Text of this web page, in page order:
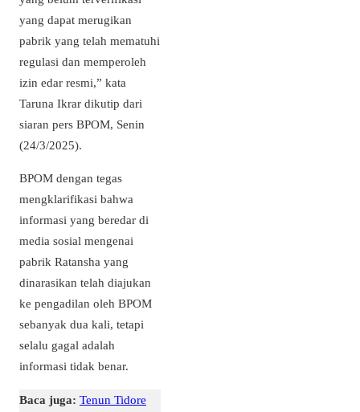
yang dapat merugikan
pabrik yang telah mematuhi
regulasi dan memperoleh
izin edar resmi,” kata
Taruna Ikrar dikutip dari
siaran pers BPOM, Senin
(24/3/2025).
BPOM dengan tegas
mengklarifikasi bahwa
informasi yang beredar di
media sosial mengenai
pabrik Ratansha yang
dinarasikan telah diajukan
ke pengadilan oleh BPOM
sebanyak dua kali, tetapi
selalu gagal adalah
informasi tidak benar.
Baca juga: Tenun Tidore